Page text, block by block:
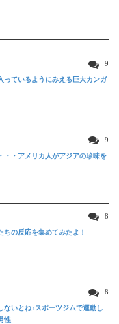
9
っているようにみえる巨大カンガ
9
・・アメリカ人がアジアの珍味を
8
ちの反応を集めてみたよ！
8
ないとね♪スポーツジムで運動し
性